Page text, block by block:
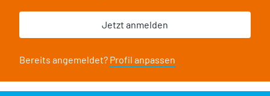
Bereits angemeldet? Profil anpassen